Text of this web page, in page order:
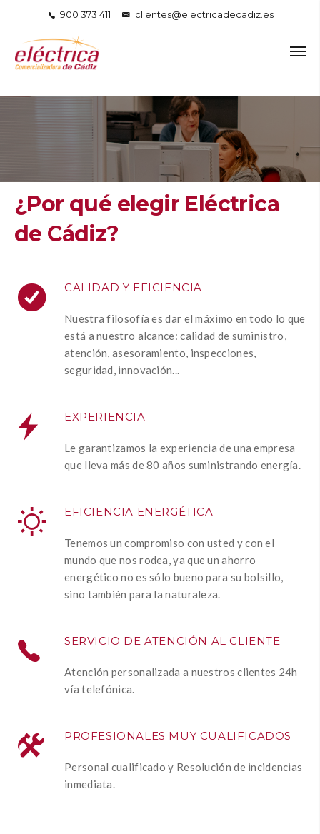
900 373 411 clientes@electricadecadiz.es
¿Por qué elegir Eléctrica
de Cádiz?
CALIDAD Y EFICIENCIA
Nuestra filosofía es dar el máximo en todo lo que
está a nuestro alcance: calidad de suministro,
atención, asesoramiento, inspecciones,
seguridad, innovación...
EXPERIENCIA
Le garantizamos la experiencia de una empresa
que lleva más de 80 años suministrando energía.
EFICIENCIA ENERGÉTICA
Tenemos un compromiso con usted y con el
mundo que nos rodea, ya que un ahorro
energético no es sólo bueno para su bolsillo,
sino también para la naturaleza.
SERVICIO DE ATENCIÓN AL CLIENTE
Atención personalizada a nuestros clientes 24h
vía telefónica.
PROFESIONALES MUY CUALIFICADOS
Personal cualificado y Resolución de incidencias
inmediata.